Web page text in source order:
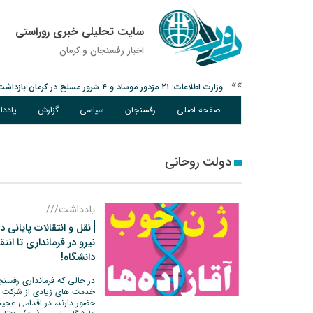
سایت تحلیلی خبری روراستی
اخبار رفسنجان و كرمان
وزارت اطلاعات: ۲۱ مزدور موساد و ۴ شرور مسلح در کرمان بازداشت شدند
توقیف خودروی حامل چوب جنگلی تاغ در رفسنجان
دادستان رفسنجان: رفع مشکلات ایستگاه راه‌آهن احمدآباد با
صفحه اصلی رفسنجان سیاسی گزارش
دولت روحانی
یادداشت///
نقل و انتقالات
نیرو در فرمانداری تا
دانشگاه!
در حالی که فرمانداری
خدمت های زیادی از شرکت
حضور دارند، در اقدامی